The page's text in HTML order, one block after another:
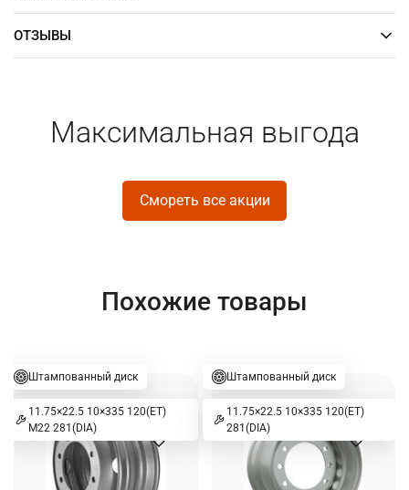
ОТЗЫВЫ
Максимальная выгода
Смореть все акции
Похожие товары
Штампованный диск
11.75×22.5 10×335 120(ET)
M22 281(DIA)
Штампованный диск
11.75×22.5 10×335 120(ET)
281(DIA)